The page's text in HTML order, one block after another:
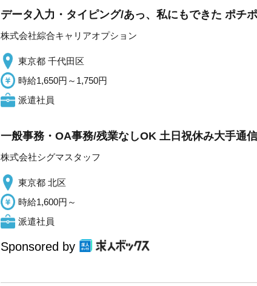
データ入力・タイピング/あっ、私にもできた ポチ
株式会社綜合キャリアオプション
東京都 千代田区
時給1,650円～1,750円
派遣社員
一般事務・OA事務/残業なしOK 土日祝休み大手通
株式会社シグマスタッフ
東京都 北区
時給1,600円～
派遣社員
Sponsored by